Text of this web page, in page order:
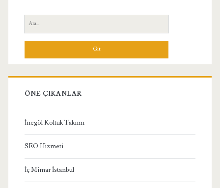
Yan
Menü
Ara:
ÖNE ÇIKANLAR
İnegöl Koltuk Takımı
SEO Hizmeti
İç Mimar İstanbul